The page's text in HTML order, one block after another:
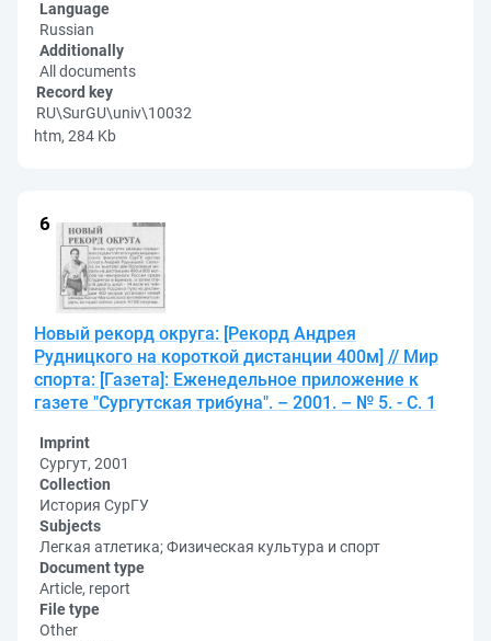
Language
Russian
Additionally
All documents
Record key
RU\SurGU\univ\10032
htm, 284 Kb
Новый рекорд округа: [Рекорд Андрея
Рудницкого на короткой дистанции 400м] // Мир
спорта: [Газета]: Еженедельное приложение к
газете "Сургутская трибуна". – 2001. – № 5. - С. 1
Imprint
Сургут, 2001
Collection
История СурГУ
Subjects
Легкая атлетика; Физическая культура и спорт
Document type
Article, report
File type
Other